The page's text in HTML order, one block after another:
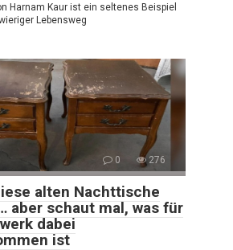
Harnam Kaur ist ein seltenes Beispiel
Lebensweg
0 276
alten Nachttische
aber schaut mal, was für
dabei
ist